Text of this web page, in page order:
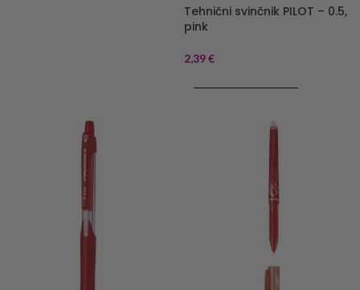
Tehnični svinčnik PILOT – 0.5,
pink
2,39€